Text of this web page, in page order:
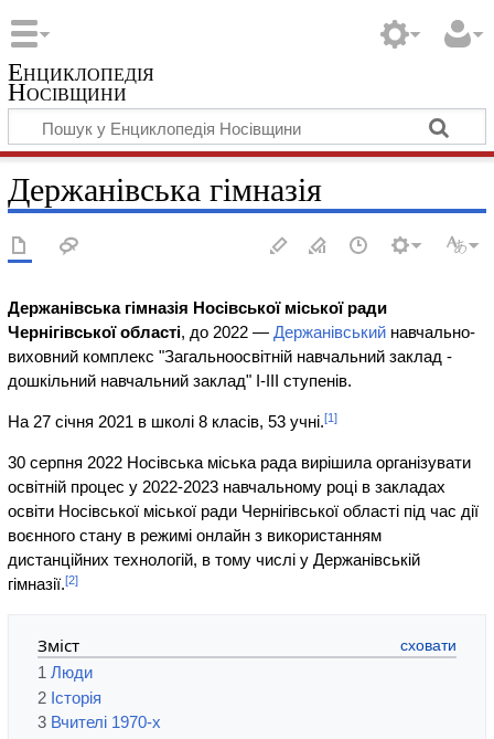
Енциклопедія
Носівщини
Держанівська гімназія
Держанівська гімназія Носівської міської ради
Чернігівської області, до 2022 — Держанівськийнавчально-
виховний комплекс "Загальноосвітній навчальний заклад -
дошкільний навчальний заклад" I-III ступенів.
На 27 січня 2021 в школі 8 класів, 53 учні.[1]
30 серпня 2022 Носівська міська рада вирішила організувати
освітній процес у 2022-2023 навчальному році в закладах
освіти Носівської міської ради Чернігівської області під час дії
воєнного стану в режимі онлайн з використанням
дистанційних технологій, в тому числі у Держанівській
гімназії.[2]
Зміст
1 Люди
2 Історія
3 Вчителі 1970-х